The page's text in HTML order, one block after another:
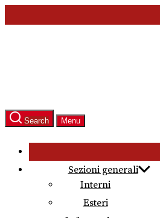
to
Search Menu
Sezioni generali
Interni
Esteri